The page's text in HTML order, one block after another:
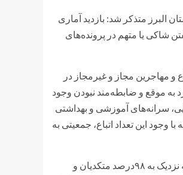
البرز متذکر شد: بازدید آماری
شاکی یا متهم در پرونده‌های
با اشاره به آمار غیررسمی که از وجود بیشتر از ۳۰۰ هزار اتباع و مهاجرین مجاز و غیرمجاز در
به موقع و ضابطه‌مند نبودن وجود
سرانه‌های آموزشی و بهداشتی
این تعداد اتباع، جمعیتی به
وی با استناد به آمار مدیرکل امور اتباع و مهاجرین خارجی استان البرز که حکایت از این دارد که نزدیک به ۹۸درصد متکدیان و